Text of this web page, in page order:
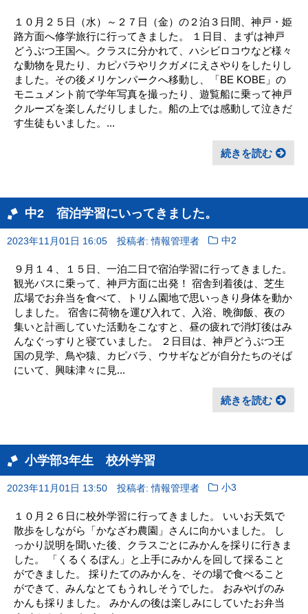
１０月２５日（水）～２７日（金）の２泊３日間、神戸・姫
路方面へ修学旅行に行ってきました。 １日目、まずは神戸
どうぶつ王国へ。クラスに分かれて、ハシビロコウなど様々
な動物を見たり、カピバラやリクガメにえさやりをしたりし
ました。その後メリケンパークへ移動し、「BE KOBE」の
モニュメント前で学年写真を撮ったり、遊覧船に乗って神戸
クルーズを楽しんだりしました。船の上では感動して泣きだ
す生徒もいました。...
続きを読む
中2 宿泊学習にいってきました。
2023年11月01日 16:05 投稿者: 情報管理者 中2
９月１４、１５日、一泊二日で宿泊学習に行ってきました。
観光バスに乗って、神戸方面に出発！ 宿舎到着後は、芝生
広場でお弁当を食べて、トリム園地で思いっきり身体を動か
しました。 宿舎に荷物を運び入れて、入浴、晩御飯、夜の
集いと計画していた活動をこなすと、昼の疲れで消灯後はみ
んなぐっすりと寝ていました。 ２日目は、神戸どうぶつ王
国の見学、鳥や猿、カピバラ、ウサギなどが自分たちのそば
にいて、興味津々に見...
続きを読む
小学部3年生 校外学習
2023年11月01日 13:50 投稿者: 情報管理者 小3
１０月２６日に校外学習に行ってきました。 いいお天気で
散歩をしながら「かなざわ農園」さんに向かいました。 し
っかり説明を聞いた後、クラスごとにみかんを採りに行きま
した。 「くるくるぽん」と上手にみかんを回して採ること
ができました。 採りたてのみかんを、その場で食べること
ができて、みんなとてもうれしそうでした。 おみやげのみ
かんも採りました。 みかんの後は楽しみにしていたお弁当